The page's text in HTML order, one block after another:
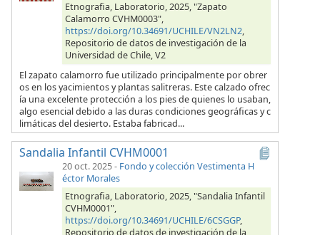
Etnografia, Laboratorio, 2025, "Zapato
Calamorro CVHM0003",
https://doi.org/10.34691/UCHILE/VN2LN2,
Repositorio de datos de investigación de la
Universidad de Chile, V2
El zapato calamorro fue utilizado principalmente por obrer
os en los yacimientos y plantas salitreras. Este calzado ofrec
ía una excelente protección a los pies de quienes lo usaban,
algo esencial debido a las duras condiciones geográficas y c
limáticas del desierto. Estaba fabricad...
Sandalia Infantil CVHM0001
20 oct. 2025- Fondo y colección Vestimenta H
éctor Morales
Etnografia, Laboratorio, 2025, "Sandalia Infantil
CVHM0001",
https://doi.org/10.34691/UCHILE/6CSGGP,